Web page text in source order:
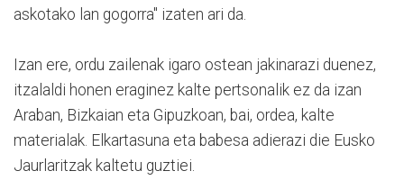
askotako lan gogorra" izaten ari da.
Izan ere, ordu zailenak igaro ostean jakinarazi duenez,
itzalaldi honen eraginez kalte pertsonalik ez da izan
Araban, Bizkaian eta Gipuzkoan, bai, ordea, kalte
materialak. Elkartasuna eta babesa adierazi die Eusko
Jaurlaritzak kaltetu guztiei.